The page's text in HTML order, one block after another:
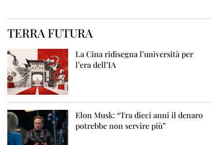
TERRA FUTURA
La Cina ridisegna l’università per
l’era dell’IA
Elon Musk: “Tra dieci anni il denaro
potrebbe non servire più”